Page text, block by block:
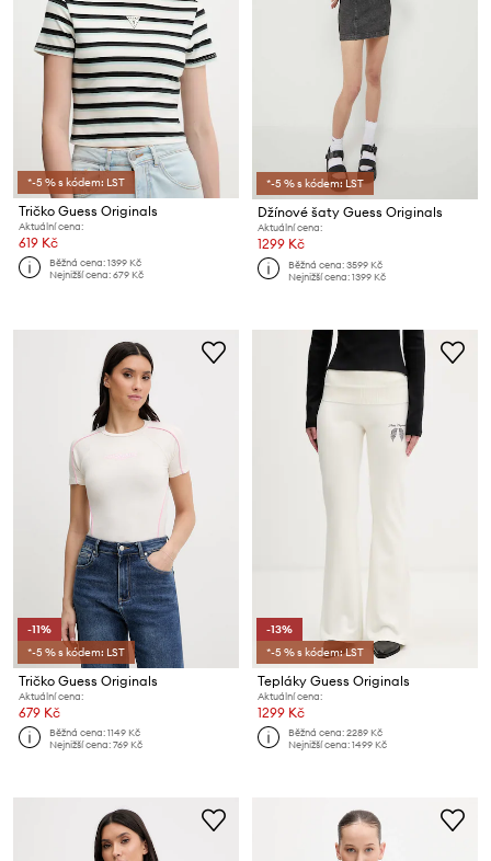
*-5 % s kódem: LST
Tričko Guess Originals
Aktuální cena:
619 Kč
Běžná cena:1399 Kč
Nejnižší cena:679 Kč
*-5 % s kódem: LST
Džínové šaty Guess Originals
Aktuální cena:
1299 Kč
Běžná cena:3599 Kč
Nejnižší cena:1399 Kč
-11%
*-5 % s kódem: LST
Tričko Guess Originals
Aktuální cena:
679 Kč
Běžná cena:1149 Kč
Nejnižší cena:769 Kč
-13%
*-5 % s kódem: LST
Tepláky Guess Originals
Aktuální cena:
1299 Kč
Běžná cena:2289 Kč
Nejnižší cena:1499 Kč